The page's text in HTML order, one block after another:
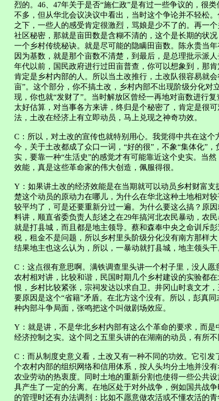
烈的。46、47年关于是否“施仁政”是有过一些争议的，很
不多，但从华北会议决议中看出，当时这个争论并不轻松
之下，一些人的感受肯定很激烈，骂娘是少不了的。再一
社区秘密，那就是亩田数是含糊不清的，这个是长期的状
一个乡村传统秘诀。就是尽可能的隐瞒田亩数。陈永贵当
因为基数，就是那个亩数不清楚，到最后，是总理批示派
年代以前，国民政府进行过田亩普查，你可以想象到，那
肯定是乡村内部的人。所以当土改推行，土改队很容易就
亩”。这个部分，你不搞土改，乡村内部不出现阶级分化对
现，你也就“发财了”。当时解放区曾经一再地对亩数进行
太好估算，对当事各方来讲，终归是个秘密了，肯定是很
法，土改在经济上有立即动员，马上兑现之神奇功效。
C：所以，对土改的宣传也就特别用心。我觉得中共在这
今，关于土改都成了众口一词，“好的很”，不象“集体化”
实，要靠一种“生活史”的感觉才有可能靠近这个史实。当
效能，真是这些革命家的伟大创造，佩服得很。
Y：如果讲土改的经济效能是在当期就可以动员乡村财富
楚这个动员的原动力在哪儿，为什么在华北这种土地相对
较平均了，可是还要重新分过一遍。为什么要这么搞？原
料讲，顺直省委负责人彭述之在29年搞河北农民暴动，农
就是打县城，而且都是地主领导。蔡和森奉中央之命训斥
税，租金不是问题，所以乡村里头阶级分化没有南方那样
结果地主也这么认为，所以，一暴动就打县城，地主领头干
C：这点很有意思啊。满铁调查里头讲一个村子里，没人
农村相对讲，比较和谐，民国时期几个乡村建设的实验都
恨，乡村比较紧张，宗祠发达以求自卫。井冈山时袁文才
要原因是这个“省籍”矛盾。在北方这个没有。所以，彭真
种内部斗争局面，张鸣把这个叫做剧场效应。
Y：就是讲，不是华北乡村内部有这么个革命的要求，而
经济控制之实。这个同之五里头讲的在湖南的动员，有所
C：而从制度史意义看，土改又有一种不同的功效。它引
个农村内部的组织网络和信用体系，按人头均分土地并没
农业劳动的热衷度。同时土地的重新分割也使得一些公共
具产生了一定的分离。在地区处于对外战争，例如国共战
的管理时还有办法调剂：比如不愿意做农活或不懂农活的